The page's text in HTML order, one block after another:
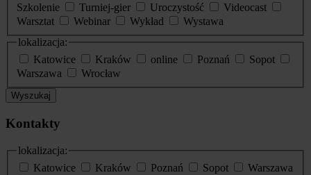
Szkolenie
Turniej-gier Uroczystość
Videocast
Warsztat
Webinar Wykład
Wystawa
lokalizacja:
Katowice
Kraków online Poznań
Sopot
Warszawa
Wrocław
Wyszukaj
Kontakty
lokalizacja:
Katowice
Kraków Poznań Sopot
Warszawa